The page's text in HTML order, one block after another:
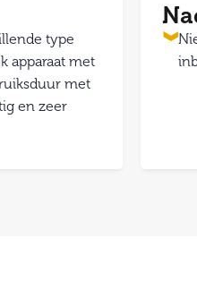
type
apparaat met
met
en zeer